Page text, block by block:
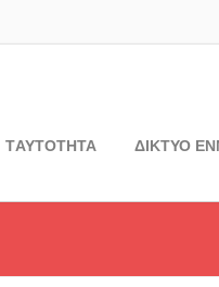
TΑΥΤΟΤΗΤΑ ΔΙΚΤΥΟ